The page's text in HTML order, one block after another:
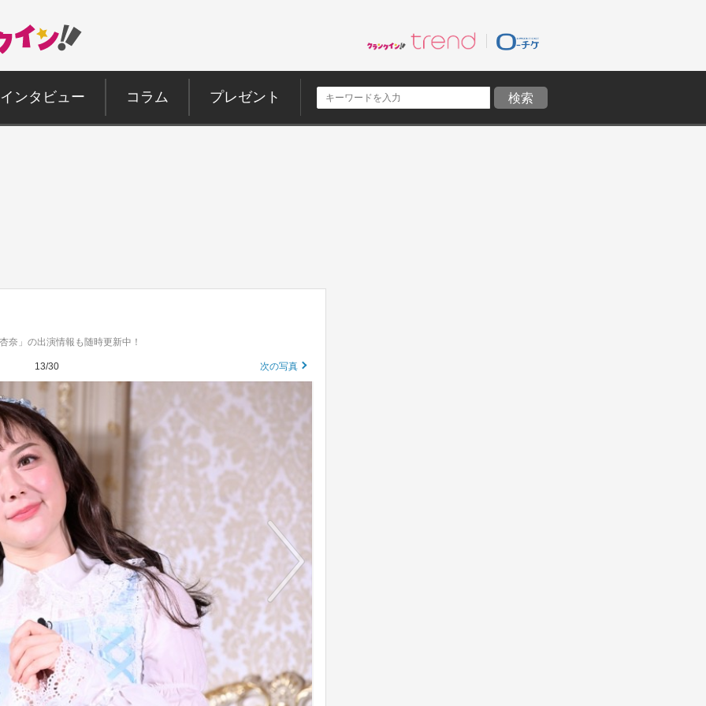
インタビュー コラム プレゼント
奈」の出演情報も随時更新中！
13/30 次の写真